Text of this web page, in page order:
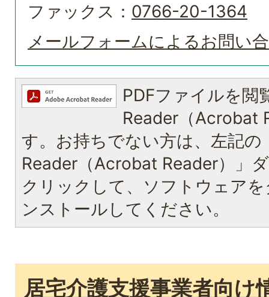
ファックス： 0766-20-1364
メールフォームによるお問い
PDFファイルを閲
Reader（Acrobat
す。お持ちでない方は、左記の
Reader（Acrobat Reader）」
クリックして、ソフトウェア
ンストールしてください。
居宅介護支援事業者向け